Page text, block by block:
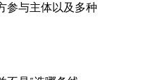
参与主体以及多种